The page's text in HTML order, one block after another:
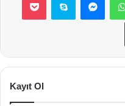
Kayıt Ol